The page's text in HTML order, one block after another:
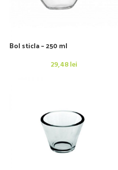
Bol sticla – 250 ml
29,48lei